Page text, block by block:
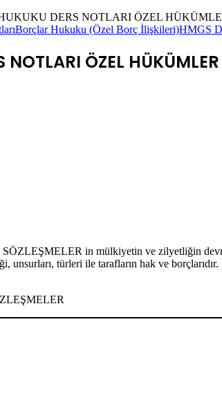
DERS NOTLARI ÖZEL
Borçlar Hukuku (Özel Borç İlişkileri)HMGS
NOTLARI ÖZEL
in mülkiyetin ve zilyetliğin
unsurları, türleri ile tarafların hak ve